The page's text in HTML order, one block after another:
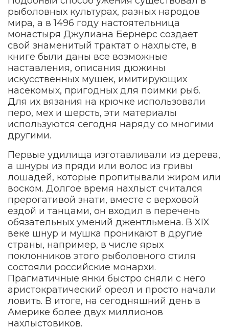
рыболовных культурах, разных народов
мира, а в 1496 году настоятельница
монастыря Джулиана Бернерс создает
свой знаменитый трактат о нахлысте, в
книге были даны все возможные
наставления, описания дюжины
искусственных мушек, имитирующих
насекомых, пригодных для поимки рыб.
Для их вязания на крючке использовали
перо, мех и шерсть, эти материалы
используются сегодня наряду со многими
другими.
Первые удилища изготавливали из дерева,
а шнуры из пряди или волос из гривы
лошадей, которые пропитывали жиром или
воском. Долгое время нахлыст считался
прерогативой знати, вместе с верховой
ездой и танцами, он входил в перечень
обязательных умений джентльмена. В XIX
веке шнур и мушка проникают в другие
страны, например, в числе ярых
поклонников этого рыболовного стиля
состояли российские монархи.
Прагматичные янки быстро сняли с него
аристократический ореол и просто начали
ловить. В итоге, на сегодняшний день в
Америке более двух миллионов
нахлыстовиков.